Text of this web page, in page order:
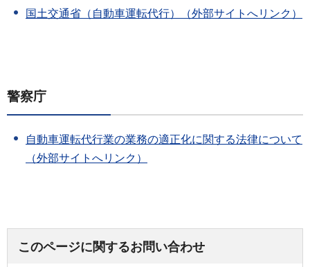
国土交通省（自動車運転代行）（外部サイトへリンク）
警察庁
自動車運転代行業の業務の適正化に関する法律について
（外部サイトへリンク）
このページに関するお問い合わせ